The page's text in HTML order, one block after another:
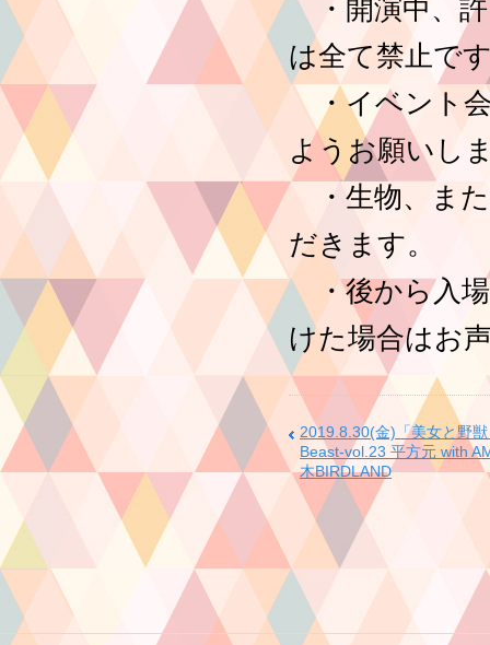
・開演中、許
は全て禁止で
・イベント会
ようお願いし
・生物、ま
だきます。
・後から入場
けた場合はお
2019.8.30(金)「美女と野
Beast-vol.23 平方元 with
木BIRDLAND